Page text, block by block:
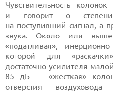
Чувствительность
и говорит о
на поступивший сигнал, а
звука. Около или
«податливая»,
которой для
достаточно усилителя
85 дБ — «жёсткая»
отверстия